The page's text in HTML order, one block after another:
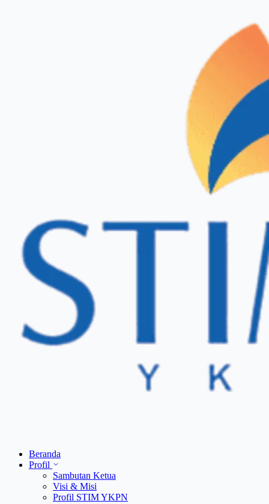
Beranda
Profil
Sambutan Ketua
Visi & Misi
Profil STIM YKPN